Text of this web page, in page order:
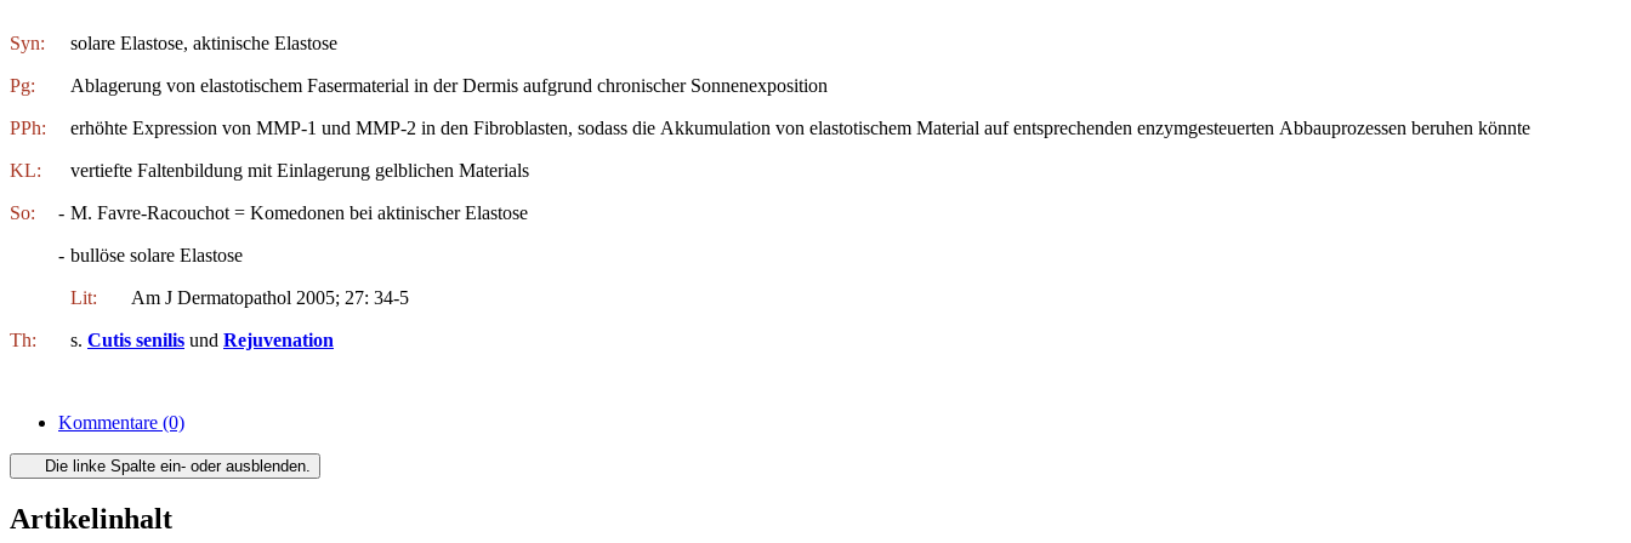
Syn: solare Elastose, aktinische Elastose
Pg: Ablagerung von elastotischem Fasermaterial in der Dermis aufgrund chronischer Sonnenexposition
PPh: erhöhte Expression von MMP-1 und MMP-2 in den Fibroblasten, sodass die Akkumulation von elastotischem Material auf entsprechenden enzymgesteuerten Abbauprozessen beruhen könnte
KL: vertiefte Faltenbildung mit Einlagerung gelblichen Materials
So: - M. Favre-Racouchot = Komedonen bei aktinischer Elastose
- bullöse solare Elastose
Lit: Am J Dermatopathol 2005; 27: 34-5
Th: s. Cutis senilis und Rejuvenation
Kommentare (0)
Die linke Spalte ein- oder ausblenden.
Artikelinhalt